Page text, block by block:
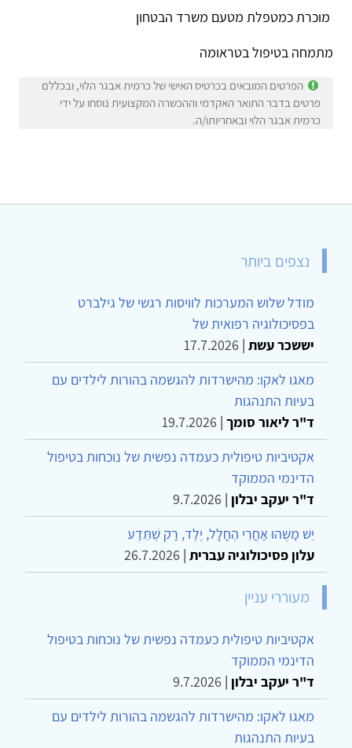
מוכרת כמטפלת מטעם משרד הבטחון
מתמחה בטיפול בטראומה
הפרטים המובאים בכרטיס האישי של כרמית אבגר הלוי, ובכללם
פרטים בדבר התואר האקדמי וההכשרה המקצועית נוסחו על ידי
כרמית אבגר הלוי ובאחריותו/ה.
נצפים ביותר
מודל שלוש המערכות לוויסות רגשי של גילברט
בפסיכולוגיה רפואית של
יששכר עשת |
17.7.2026
מאגו לאקו: מהישרדות להגשמה בהורות לילדים עם
בעיות התנהגות
ד"ר ליאור סומך |
19.7.2026
אקטיביות טיפולית כעמדה נפשית של נוכחות בטיפול
הדינמי הממוקד
ד"ר יעקב יבלון |
9.7.2026
יֵשׁ מַשֶּׁהוּ אַחֲרֵי הֶחָלָל, יֶלֶד, רַק שֶׁתֵּדַע
עלון פסיכולוגיה עברית |
26.7.2026
מעוררי עניין
אקטיביות טיפולית כעמדה נפשית של נוכחות בטיפול
הדינמי הממוקד
ד"ר יעקב יבלון |
9.7.2026
מאגו לאקו: מהישרדות להגשמה בהורות לילדים עם
בעיות התנהגות